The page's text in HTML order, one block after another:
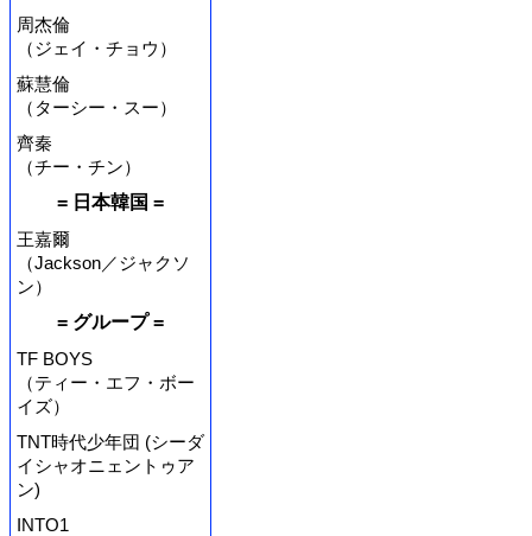
周杰倫
（ジェイ・チョウ）
蘇慧倫
（ターシー・スー）
齊秦
（チー・チン）
= 日本韓国 =
王嘉爾
（Jackson／ジャクソ
ン）
= グループ =
TF BOYS
（ティー・エフ・ボー
イズ）
TNT時代少年団 (シーダ
イシャオニェントゥア
ン)
INTO1